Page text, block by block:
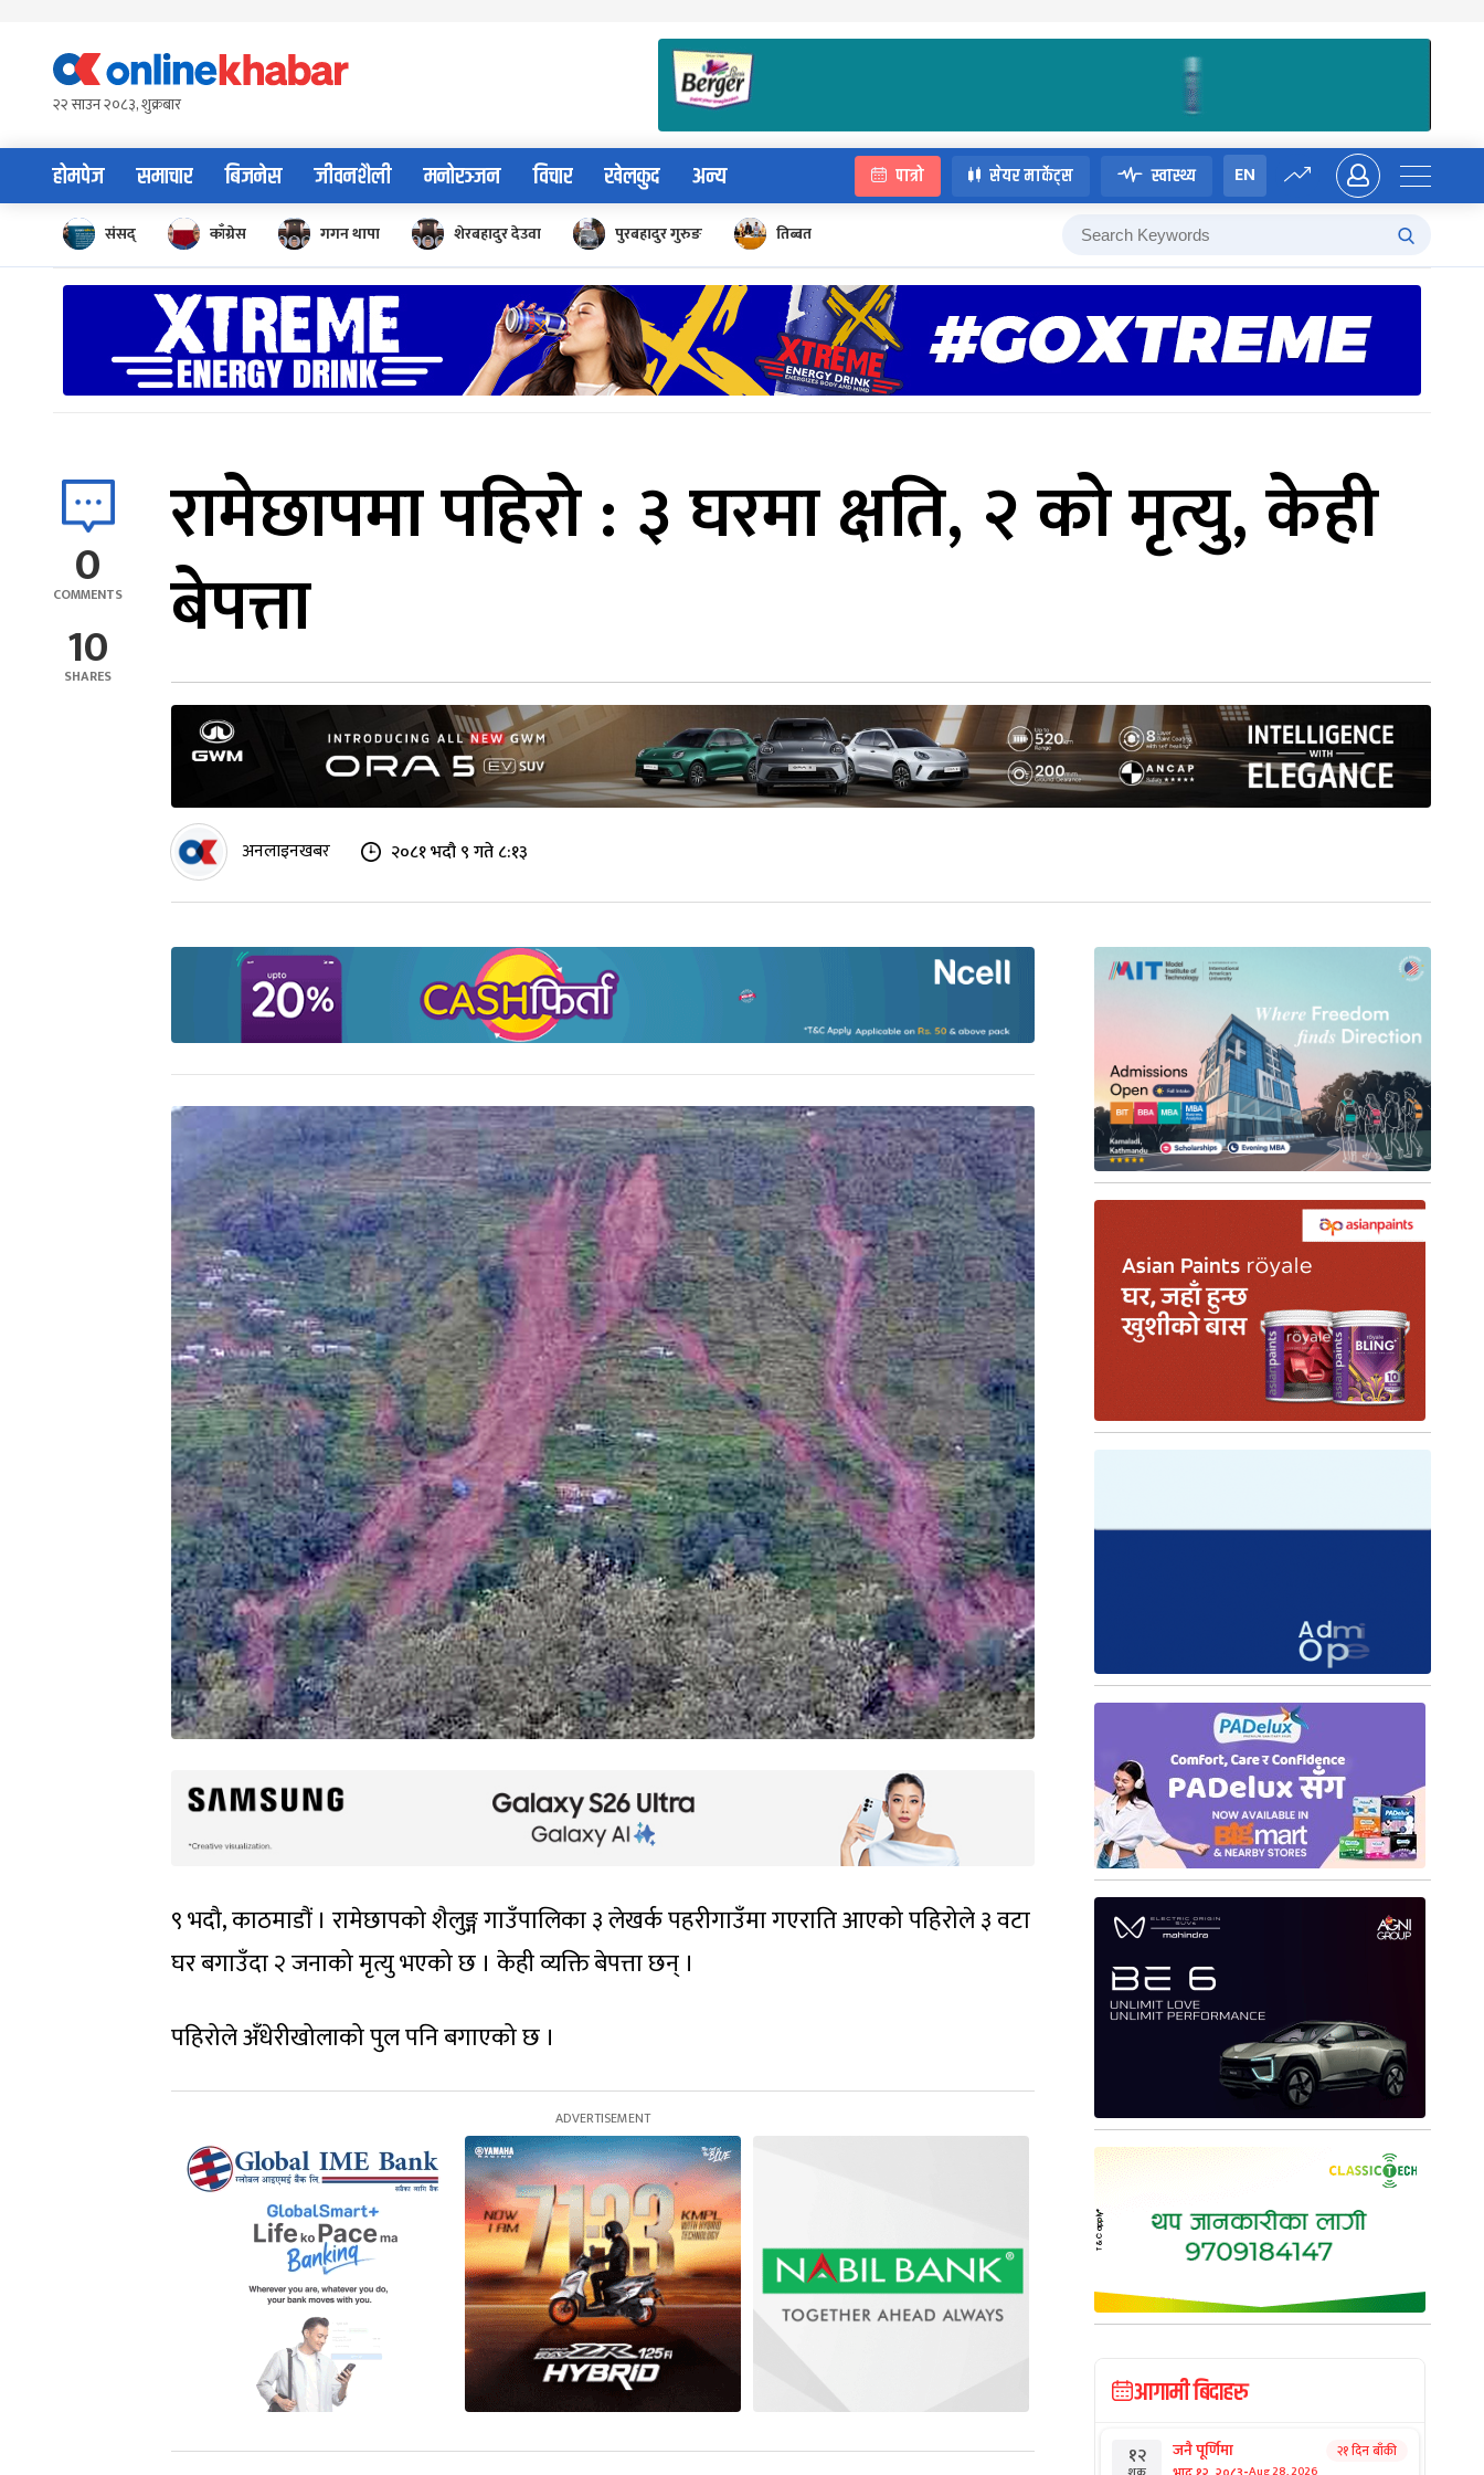
content२२ साउन २०८३, शुक्रबार
होमपेज समाचार बिजनेस जीवनशैली मनोरञ्जन विचार खेलकुद अन्य पात्रो सेयर मार्केट्स स्वास्थ्य EN
संसद् काँग्रेस गगन थापा शेरबहादुर देउवा पुरबहादुर गुरुङ तिब्बत
0
COMMENTS
10
SHARES
रामेछापमा पहिरो : ३ घरमा क्षति, २ को मृत्यु, केही
बेपत्ता
अनलाइनखबर २०८१ भदौ ९ गते ८:१३
९ भदौ, काठमाडौं । रामेछापको शैलुङ्ग गाउँपालिका ३ लेखर्क पहरीगाउँमा गएराति आएको पहिरोले ३ वटा
घर बगाउँदा २ जनाको मृत्यु भएको छ । केही व्यक्ति बेपत्ता छन् ।
पहिरोले अँधेरीखोलाको पुल पनि बगाएको छ ।
आगामी बिदाहरु
१२ जनै पूर्णिमा २१ दिन बाँकी